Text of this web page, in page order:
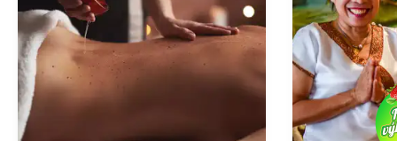
Masáže Hulmanová, Bratislava - Ružinov (mapa)
9.8 Vynikajúce hodnotenie
Zverte svoje zdravie a pohodu do rúk rehabilitačnej
masérky so skúsenosťami z praxe na